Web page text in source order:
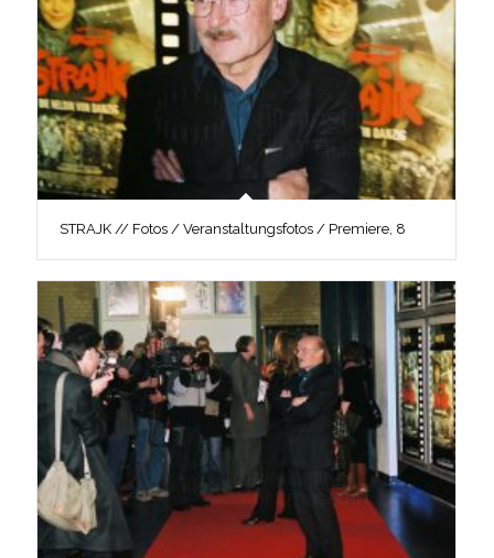
STRAJK // Fotos / Veranstaltungsfotos / Premiere, 8